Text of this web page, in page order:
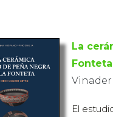
La
Fonteta
El